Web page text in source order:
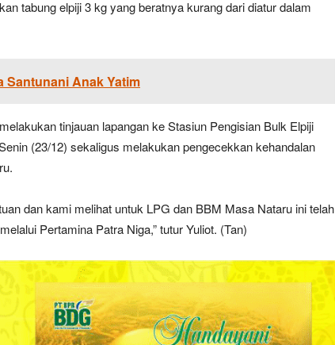
tabung elpiji 3 kg yang beratnya kurang dari diatur dalam
Santunani Anak Yatim
tinjauan lapangan ke Stasiun Pengisian Bulk Elpiji
(23/12) sekaligus melakukan pengecekkan kehandalan
dan kami melihat untuk LPG dan BBM Masa Nataru ini telah
Pertamina Patra Niga,” tutur Yuliot. (Tan)